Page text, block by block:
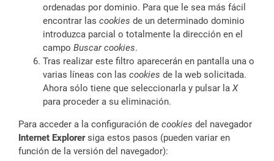
ordenadas por dominio. Para que le sea más fácil
encontrar las cookies de un determinado dominio
introduzca parcial o totalmente la dirección en el
campo Buscar cookies.
Tras realizar este filtro aparecerán en pantalla una o
varias líneas con las cookies de la web solicitada.
Ahora sólo tiene que seleccionarla y pulsar la X
para proceder a su eliminación.
Para acceder a la configuración de cookies del navegador
Internet Explorersiga estos pasos (pueden variar en
función de la versión del navegador):